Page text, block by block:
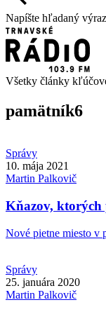
Napíšte hľadaný
Všetky články
pamätník6
Správy
10. mája 2021
Martin Palkovič
Kňazov, ktorých
Nové pietne miesto v
Správy
25. januára 2020
Martin Palkovič